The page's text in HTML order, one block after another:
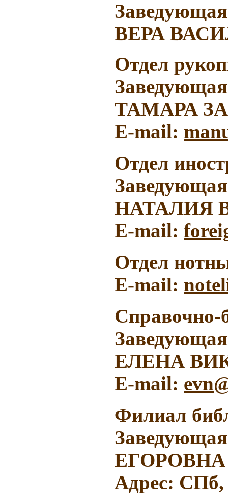
Зав
ВЕРА
Отдел
Заведующая
ТАМАРА
E-mail:
Отдел
НАТАЛИЯ
E-mail:
Отдел
E-mail:
Справочно-
ЕЛЕНА
E-mail:
Филиал
ЕГОРОВНА
Адрес: СПб,